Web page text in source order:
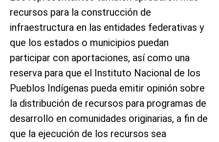
recursos para la construcción de
infraestructura en las entidades federativas y
que los estados o municipios puedan
participar con aportaciones, así como una
reserva para que el Instituto Nacional de los
Pueblos Indígenas pueda emitir opinión sobre
la distribución de recursos para programas de
desarrollo en comunidades originarias, a fin de
que la ejecución de los recursos sea